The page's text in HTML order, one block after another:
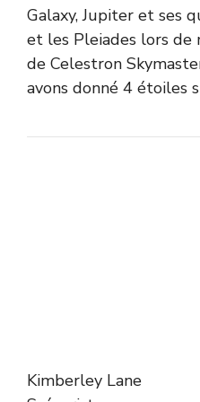
Galaxy, Jupiter et ses
et les Pleiades lors
de Celestron
avons donné 4 étoiles
Kimberley Lane